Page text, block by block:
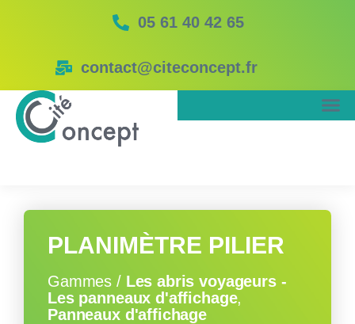
05 61 40 42 65
contact@citeconcept.fr
PLANIMÈTRE PILIER
Gammes / Les abris voyageurs -
Les panneaux d'affichage,
Panneaux d'affichage